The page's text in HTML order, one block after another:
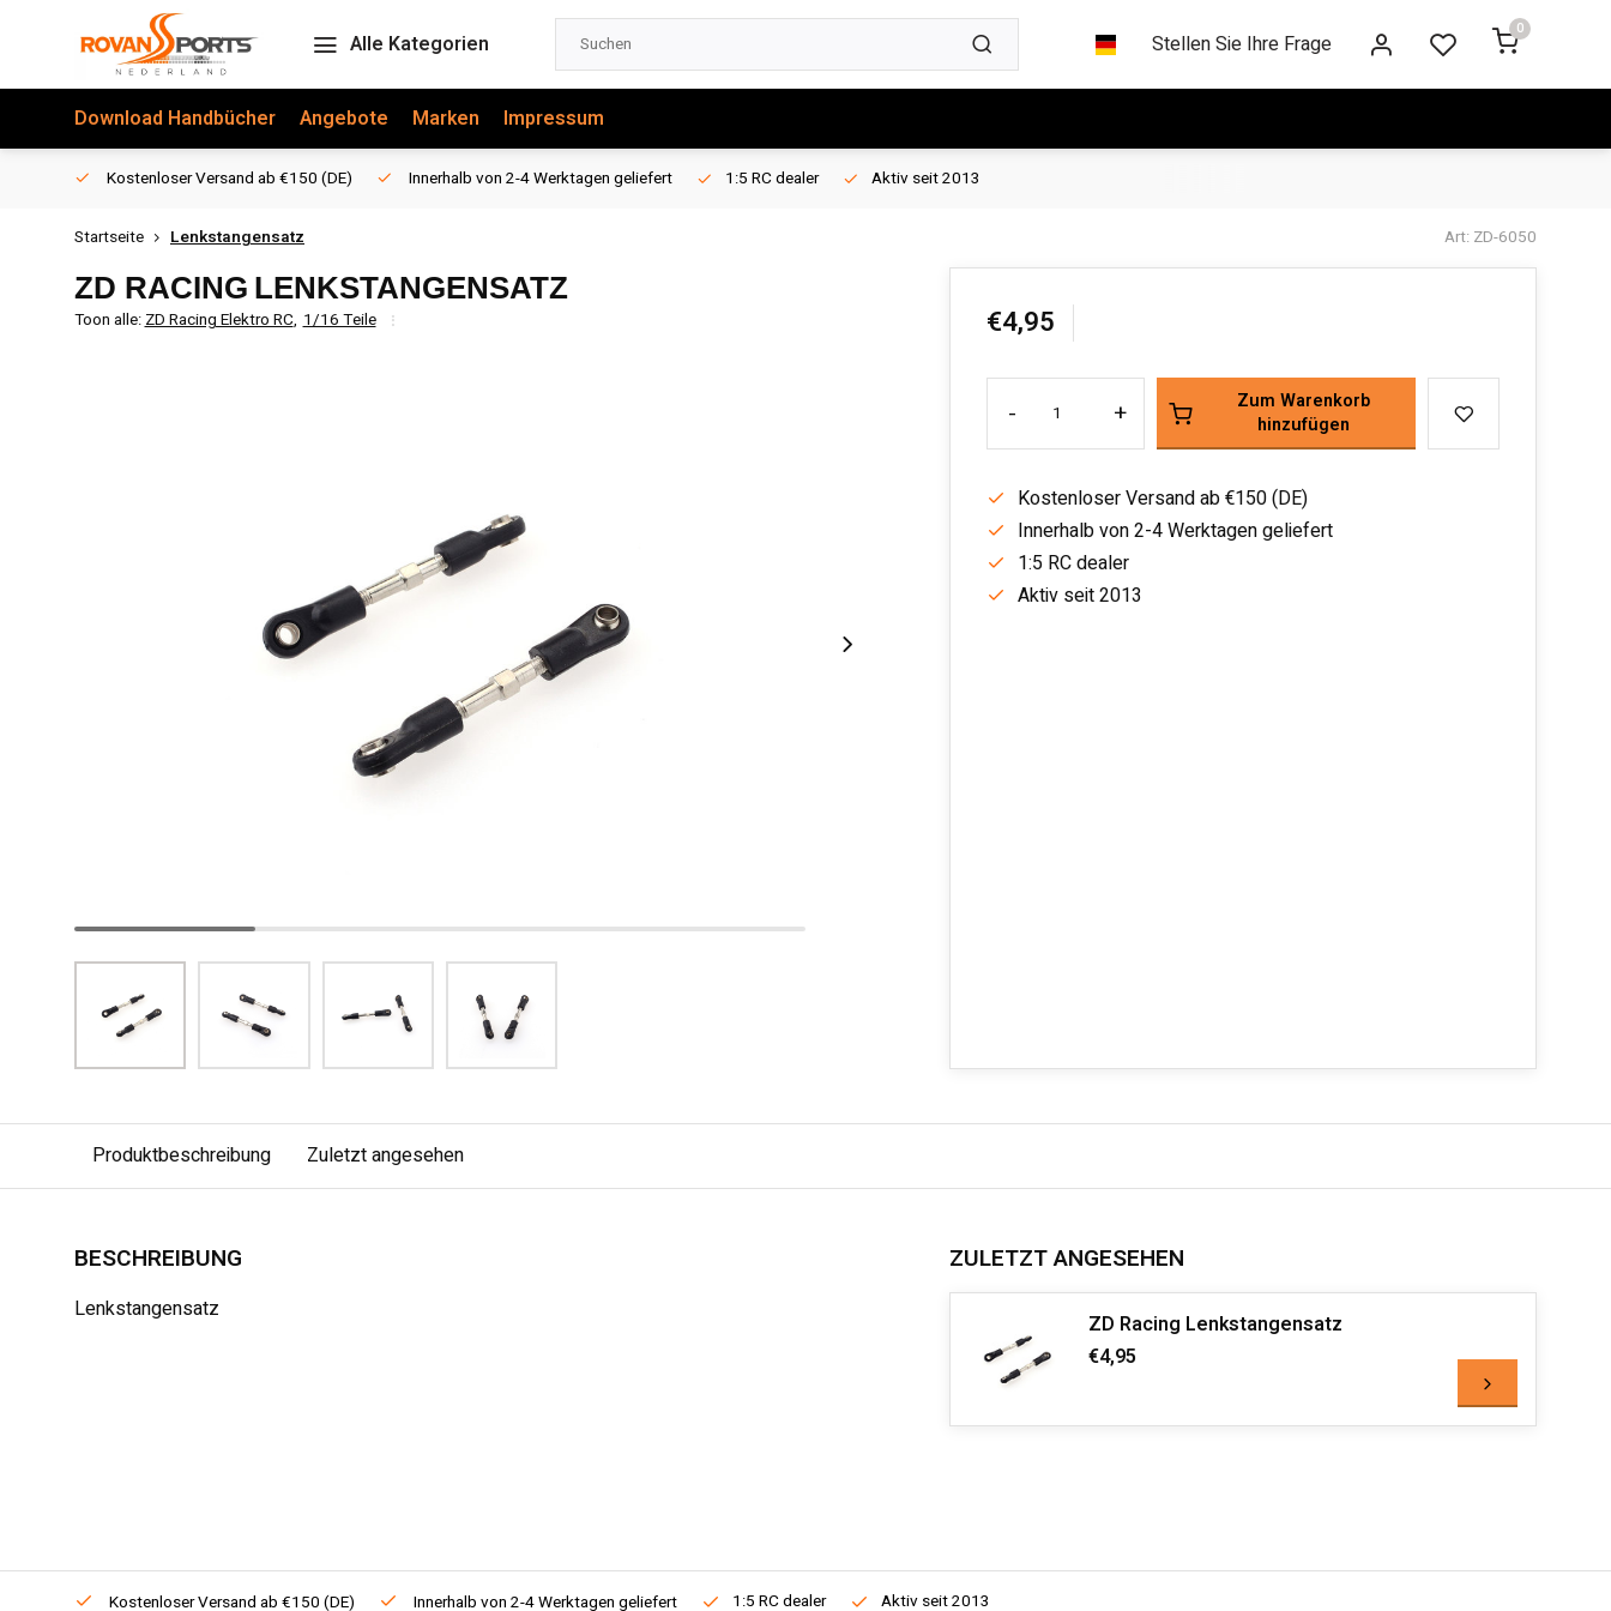
Alle Kategorien Stellen Sie Ihre Frage
0
Download Handbücher Angebote Marken Impressum
Kostenloser Versand ab €150 (DE) Innerhalb von 2-4 Werktagen geliefert 1:5 RC dealer Aktiv seit 2013
Startseite Lenkstangensatz Art: ZD-6050
ZD RACING LENKSTANGENSATZ
Toon alle:ZD Racing Elektro RC, 1/16 Teile €4,95
- +
Zum Warenkorb
hinzufügen
Kostenloser Versand ab €150 (DE)
Innerhalb von 2-4 Werktagen geliefert
1:5 RC dealer
Aktiv seit 2013
Produktbeschreibung Zuletzt angesehen
BESCHREIBUNG
Lenkstangensatz
ZULETZT ANGESEHEN
ZD Racing Lenkstangensatz
€4,95
Kostenloser Versand ab €150 (DE) Innerhalb von 2-4 Werktagen geliefert 1:5 RC dealer Aktiv seit 2013